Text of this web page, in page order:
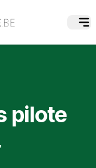
pilote